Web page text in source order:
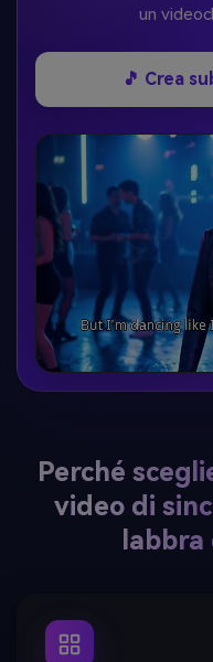
un
🎵 Crea
Perché
video di